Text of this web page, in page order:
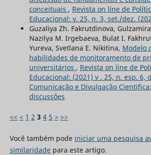
conceituais , Revista on line de
Educacional: v. 25, n. 3, set./dez.
Guzaliya Zh. Fakrutdinova,
Nazilya M. Irgebaeva, Bulat I.
Yureva, Svetlana E. Nikitina, Modelo
habilidades de monitoramento de
universitários , Revista on line de
Educacional: (2021) v . 25, n. esp. 6,
Comunicação e Divulgação
discussões
<< < 1 2 3 4 5 > >>
Você também pode iniciar uma pesquisa
similaridadepara este artigo.